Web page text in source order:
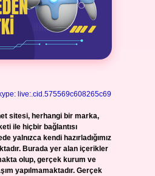
live:.cid.575569c608265c69
sitesi, herhangi bir marka,
ile hiçbir bağlantısı
yalnızca kendi hazırladığımız
Burada yer alan içerikler
olup, gerçek kurum ve
yapılmamaktadır. Gerçek